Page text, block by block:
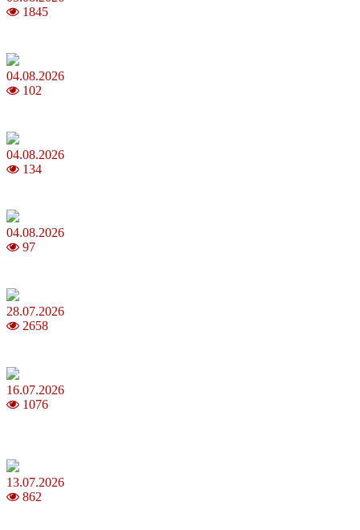
1845
04.08.2026
102
04.08.2026
134
04.08.2026
97
28.07.2026
2658
16.07.2026
1076
13.07.2026
862